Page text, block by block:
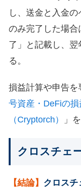
し、送金と入金
のみ完了した場
了」と記載し、
る。
損益計算や申告を
号資産・DeFiの
（Cryptorch）
」
クロスチェ
【結論】 クロスチ